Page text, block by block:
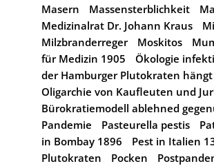
Masern
Massensterblichkeit
Medizinalrat Dr. Johann Kraus
Milzbranderreger
Moskitos
für Medizin 1905
Ökologie
der Hamburger Plutokraten
Oligarchie von Kaufleuten und
Bürokratiemodell ablehned
Pandemie
Pasteurella pestis
in Bombay 1896
Pest in Italien
Plutokraten
Pocken